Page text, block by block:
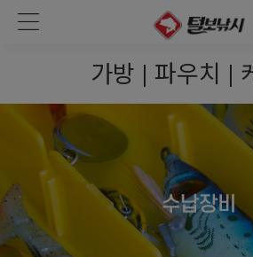
가방 | 파우치 |